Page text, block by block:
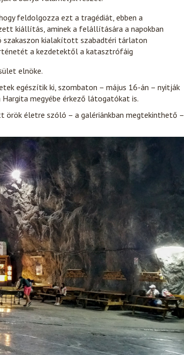
feldolgozza ezt a tragédiát, ebben a
kiállítás, aminek a felállítására a napokban
szakaszon kialakított szabadtéri tárlaton
a kezdetektől a katasztrófáig
elnöke.
egészítik ki, szombaton – május 16-án – nyitják
Hargita megyébe érkező látogatókat is.
örök életre szóló – a galériánkban megtekinthető –